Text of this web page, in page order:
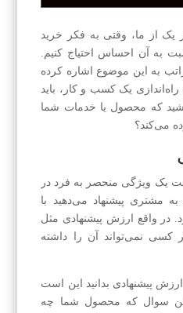
یک از ما، وقتی به فکر خرید
به آن احساس احتیاج کنیم.
به این موضوع اشاره کرده
یک کسب و کار، باید
که محصول یا خدمات شما
می‌کند؟
یک ویژگی منحصر به فرد در
پیشنهاد می‌دهید با
در واقع ارزش پیشنهادی مثل
نمی‌تواند آن را داشته
پیشنهادی بدانید این است
سوال که محصول شما چه